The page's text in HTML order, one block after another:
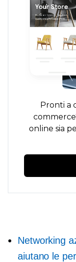
Pronti a
online sia
Networking
aiutano le